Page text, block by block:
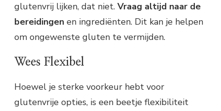
glutenvrij lijken, dat niet. Vraag altijd naar de
bereidingen en ingrediënten. Dit kan je helpen
om ongewenste gluten te vermijden.
Wees Flexibel
Hoewel je sterke voorkeur hebt voor
glutenvrije opties, is een beetje flexibiliteit